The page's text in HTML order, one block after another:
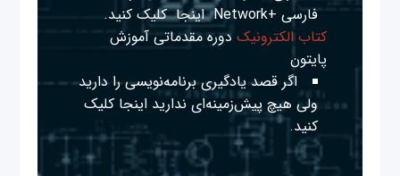
فارسی +Network
اینجا کلیک کنید.
کتاب الکترونیک دوره مقدماتی آموزش
پایتون
اگر قصد یادگیری برنامه‌نویسی را دارید
ولی هیچ پیش‌زمینه‌ای نداریداینجا کلیک
کنید.